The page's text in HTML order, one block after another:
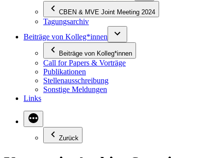
CBEN & MVE Joint Meeting 2024
Tagungsarchiv
Beiträge von Kolleg*innen
Beiträge von Kolleg*innen
Call for Papers & Vorträge
Publikationen
Stellenausschreibung
Sonstige Meldungen
Links
Zurück